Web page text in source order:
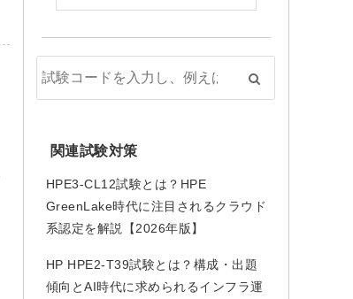
関連試験対策
HPE3-CL12試験とは？HPE
GreenLake時代に注目されるクラウド
系認定を解説【2026年版】
HP HPE2-T39試験とは？構成・出題
傾向とAI時代に求められるインフラ運